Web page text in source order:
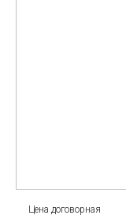
Цена договорная